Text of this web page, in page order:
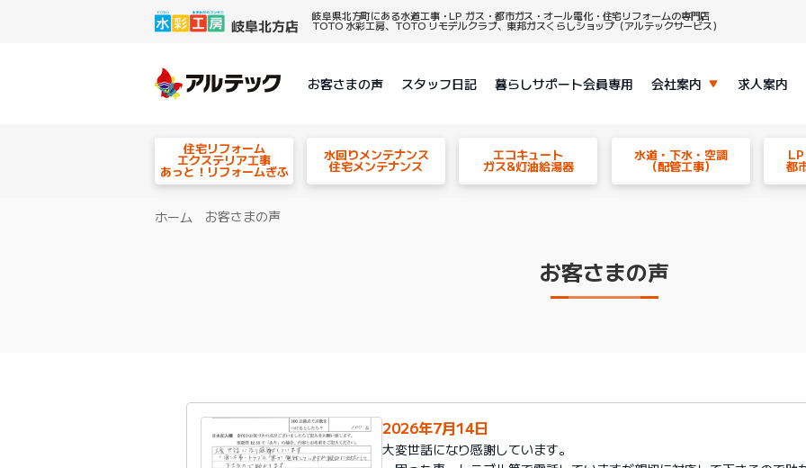
岐阜県北方町にある水道工事・LP ガス・都市ガス・オール電化・住宅リフォームの専門店
TOTO 水彩工房、TOTO リモデルクラブ、東邦ガスくらしショップ（アルテックサービス）
お客さまの声 スタッフ日記 暮らしサポート会員専用 会社案内 求人案内
住宅リフォーム
エクステリア工事
あっと！リフォームぎふ
水回りメンテナンス
住宅メンテナンス
エコキュート
ガス&灯油給湯器
水道・下水・空調
（配管工事） 都
ホーム お客さまの声
お客さまの声
2026年7月14日
大変世話になり感謝しています。